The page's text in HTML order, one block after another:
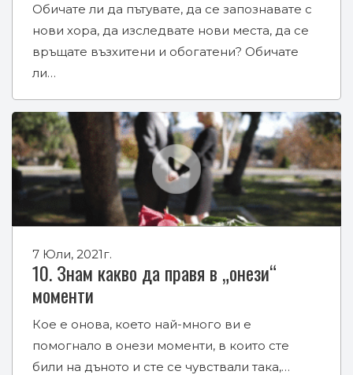
Обичате ли да пътувате, да се запознавате с
нови хора, да изследвате нови места, да се
връщате възхитени и обогатени? Обичате
ли…
7 Юли, 2021г.
10. Знам какво да правя в „онези“
моменти
Кое е онова, което най-много ви е
помогнало в онези моменти, в които сте
били на дъното и сте се чувствали така,…